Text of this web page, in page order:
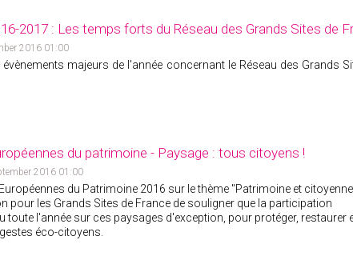
2017 : Les temps forts du Réseau des Grands Sites de
2016 01:00
évènements majeurs de l'année concernant le Réseau des Grands
du patrimoine - Paysage : tous citoyens !
2016 01:00
Européennes du Patrimoine 2016 sur le thème "Patrimoine et
pour les Grands Sites de France de souligner que la participation
toute l'année sur ces paysages d'exception, pour protéger, restaurer
éco-citoyens.